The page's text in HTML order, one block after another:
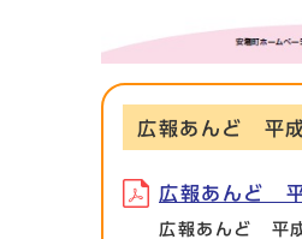
広報あんど 平
広報あんど
広報あんど 平